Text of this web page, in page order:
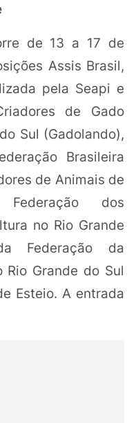
de 13 a 17 de
Assis Brasil,
pela Seapi e
de Gado
Sul (Gadolando),
Brasileira
de Animais de
dos
no Rio Grande
Federação da
Grande do Sul
Esteio. A entrada